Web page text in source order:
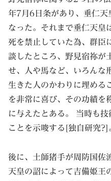
年7月6日条があり、垂仁天
なった。それまで垂仁天皇
死を禁止していた為、群臣
談したところ、野見宿祢が
せ、人や馬など、いろんな
生きた人のかわりに埋める
を非常に喜び、その功績を
に与えたとある。 当時も
ことを示唆する[独自研究?]
後に、土師猪手が周防国佐
天皇の詔によって吉備姫王